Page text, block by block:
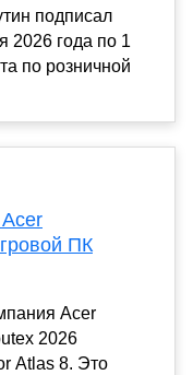
подписал
2026 года по 1
по розничной
ПК
Acer
2026
Atlas 8. Это